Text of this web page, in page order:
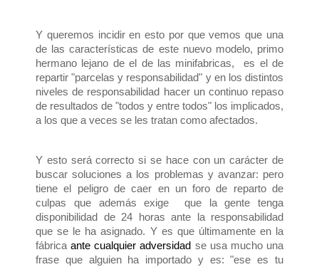
Y queremos incidir en esto por que vemos que una
de las características de este nuevo modelo, primo
hermano lejano de el de las minifabricas, es el de
repartir "parcelas y responsabilidad" y en los distintos
niveles de responsabilidad hacer un continuo repaso
de resultados de "todos y entre todos" los implicados,
a los que a veces se les tratan como afectados.
Y esto será correcto si se hace con un carácter de
buscar soluciones a los problemas y avanzar: pero
tiene el peligro de caer en un foro de reparto de
culpas que además exige que la gente tenga
disponibilidad de 24 horas ante la responsabilidad
que se le ha asignado. Y es que últimamente en la
fábricaante cualquier adversidad se usa mucho una
frase que alguien ha importado y es: "ese es tu